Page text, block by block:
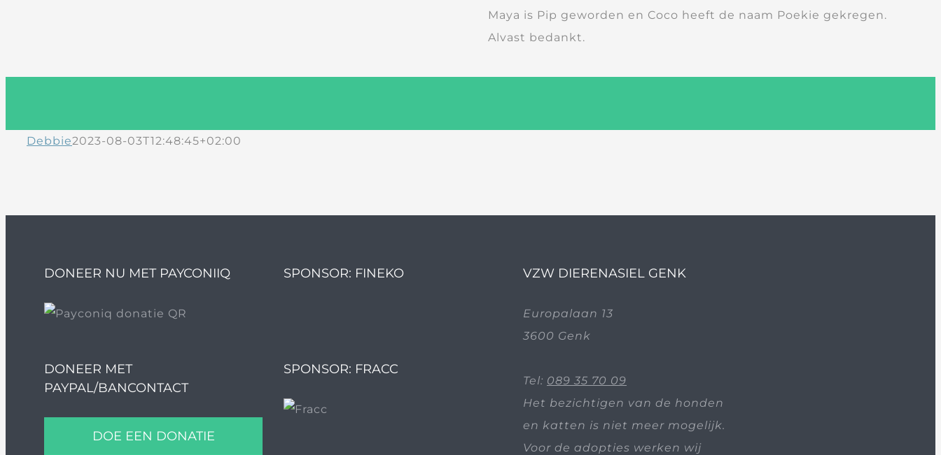
Maya is Pip geworden en Coco heeft de naam Poekie gekregen.
Alvast bedankt.
Debbie2023-08-03T12:48:45+02:00
DONEER NU MET PAYCONIIQ
DONEER MET
PAYPAL/BANCONTACT
DOE EEN DONATIE
SPONSOR: FINEKO
SPONSOR: FRACC
VZW DIERENASIEL GENK
Europalaan 13
3600 Genk
Tel: 089 35 70 09
Het bezichtigen van de honden
en katten is niet meer mogelijk.
Voor de adopties werken wij